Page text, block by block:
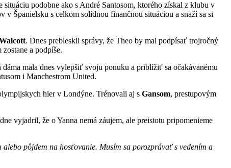
podobne ako s André Santosom, ktorého získal z klubu v
Španielsku s celkom solídnou finančnou situáciou a snaží sa si
. Dnes prebleskli správy, že Theo by mal podpísať trojročný
a podpíše.
mala dnes vylepšiť svoju ponuku a priblížiť sa očakávanému
i Manchestrom United.
hier v Londýne. Trénovali aj s Gansom, prestupovým
vyjadril, že o Yanna nemá záujem, ale preistotu pripomenieme
alebo pôjdem na hosťovanie. Musím sa porozprávať s vedením a